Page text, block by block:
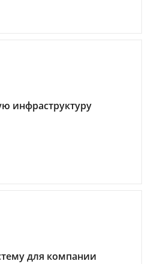
инфраструктуру
для компании